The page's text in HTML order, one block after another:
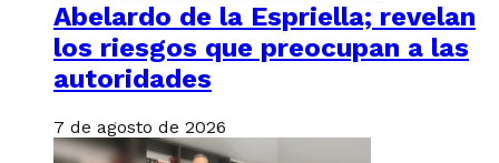
Abelardo de la Espriella; revelan
los riesgos que preocupan a las
autoridades
7 de agosto de 2026